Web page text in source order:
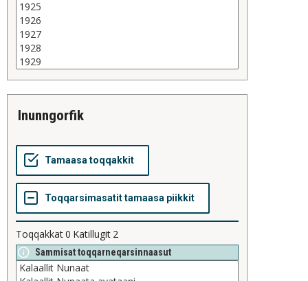
inunngorfik
Toqqakkat0 Katillugit 2
Sammisat toqqarneqarsinnaasut